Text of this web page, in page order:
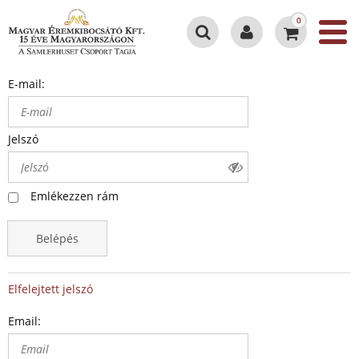
0
E-mail:
Jelszó
Emlékezzen rám
Belépés
Elfelejtett jelszó
Email: